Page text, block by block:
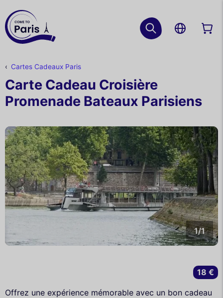
Cartes Cadeaux Paris
Carte Cadeau Croisière
Promenade Bateaux Parisiens
1/1
Offrez une expérience mémorable avec un bon cadeau
18 €